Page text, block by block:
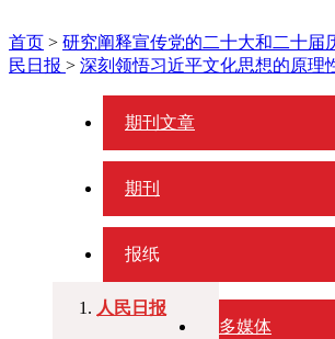
首页 > 研究阐释宣传党的二十大和二十届
民日报 > 深刻领悟习近平文化思想的原理
期刊文章
期刊
报纸
人民日报
多媒体